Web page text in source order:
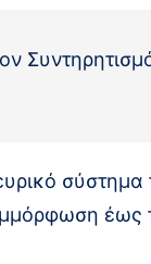
σύστημα
έως